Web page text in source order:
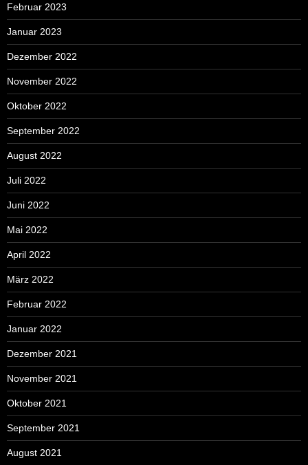
Februar 2023
Januar 2023
Dezember 2022
November 2022
Oktober 2022
September 2022
August 2022
Juli 2022
Juni 2022
Mai 2022
April 2022
März 2022
Februar 2022
Januar 2022
Dezember 2021
November 2021
Oktober 2021
September 2021
August 2021